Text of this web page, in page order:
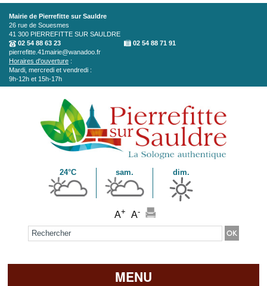
Aller au contenu principal
Mairie de Pierrefitte sur Sauldre
26 rue de Souesmes
41 300 PIERREFITTE SUR SAULDRE
02 54 88 63 23
02 54 88 71 91
pierrefitte.41mairie@wanadoo.fr
Horaires d'ouverture :
Mardi, mercredi et vendredi :
9h-12h et 15h-17h
24°C sam. dim.
A+ A-
Formulaire de recherche
MENU